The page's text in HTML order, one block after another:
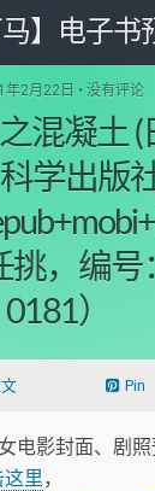
马】电子书
年2月22日 • 没有评论
混凝土 (
学出版
挑，编号
0181）
Pin
电影封面、剧
这里，